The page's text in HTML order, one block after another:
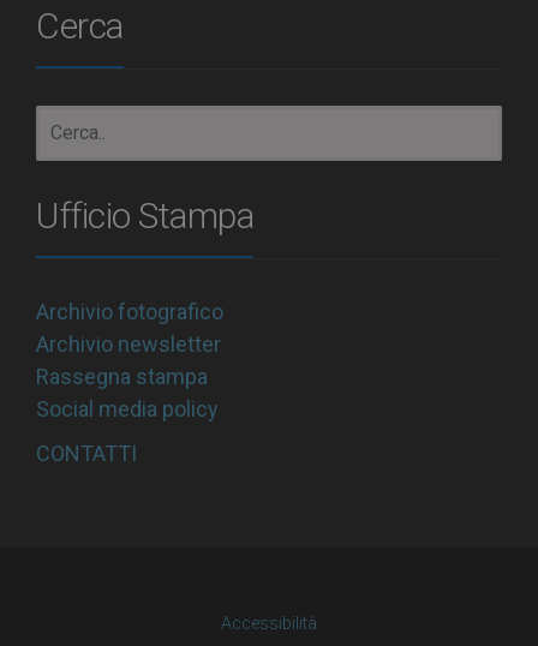
Cerca
Ufficio Stampa
Archivio fotografico
Archivio newsletter
Rassegna stampa
Social media policy
CONTATTI
Accessibilità